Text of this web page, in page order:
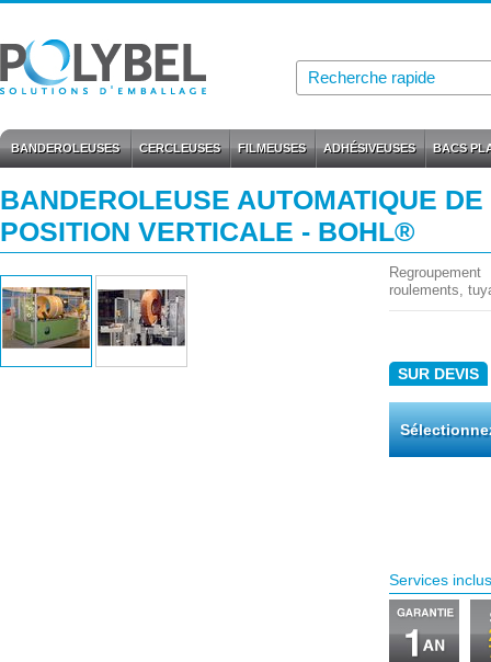
BANDEROLEUSES CERCLEUSES FILMEUSES ADHÉSIVEUSES BACS
BANDEROLEUSE AUTOMATIQUE
POSITION VERTICALE - BOHL®
roulements,
SUR DEVIS
Services inclus